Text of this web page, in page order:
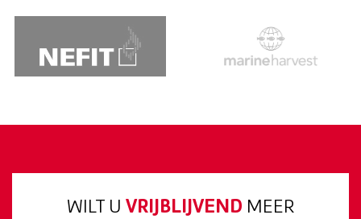
WILT U VRIJBLIJVEND MEER